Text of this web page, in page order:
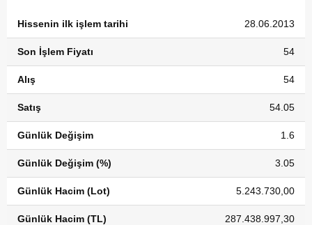
Hissenin ilk işlem tarihi 28.06.2013
Son İşlem Fiyatı 54
Alış 54
Satış 54.05
Günlük Değişim 1.6
Günlük Değişim (%) 3.05
Günlük Hacim (Lot) 5.243.730,00
Günlük Hacim (TL) 287.438.997,30